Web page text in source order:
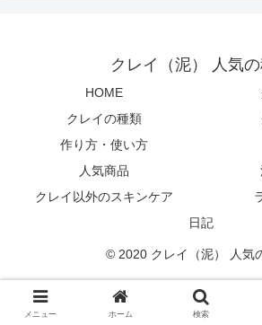
クレイ（泥） 人気
HOME
クレイの種類
作り方・使い方
人気商品
クレイ以外のスキンケア
日記
© 2020 クレイ（泥） 人気
メニュー ホーム 検索